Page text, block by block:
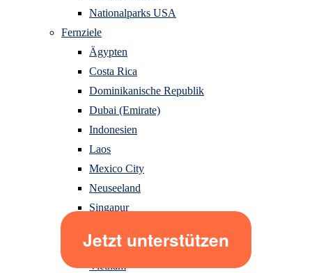
Nationalparks USA
Fernziele
Ägypten
Costa Rica
Dominikanische Republik
Dubai (Emirate)
Indonesien
Laos
Mexico City
Neuseeland
Singapur
Thailand
Vietnam